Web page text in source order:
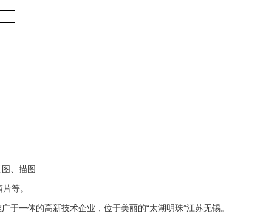
、描图
等。
一体的高新技术企业，位于美丽的“太湖明珠”江苏无锡。